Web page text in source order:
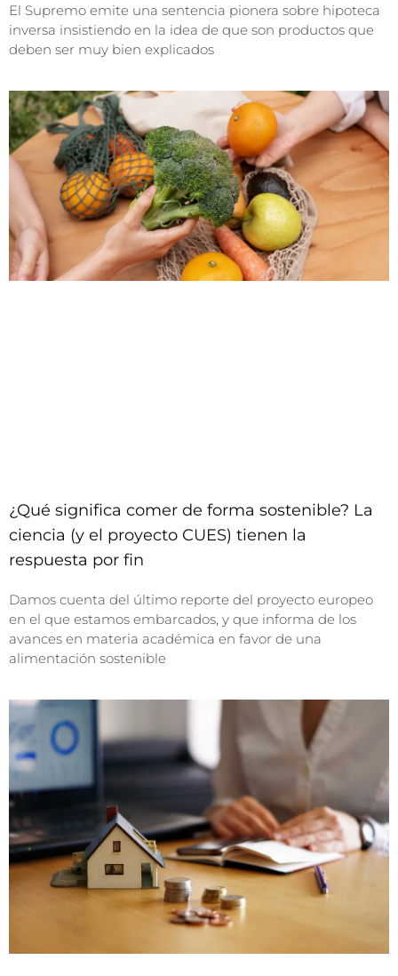
El Supremo emite una sentencia pionera sobre hipoteca
inversa insistiendo en la idea de que son productos que
deben ser muy bien explicados
¿Qué significa comer de forma sostenible? La
ciencia (y el proyecto CUES) tienen la
respuesta por fin
Damos cuenta del último reporte del proyecto europeo
en el que estamos embarcados, y que informa de los
avances en materia académica en favor de una
alimentación sostenible